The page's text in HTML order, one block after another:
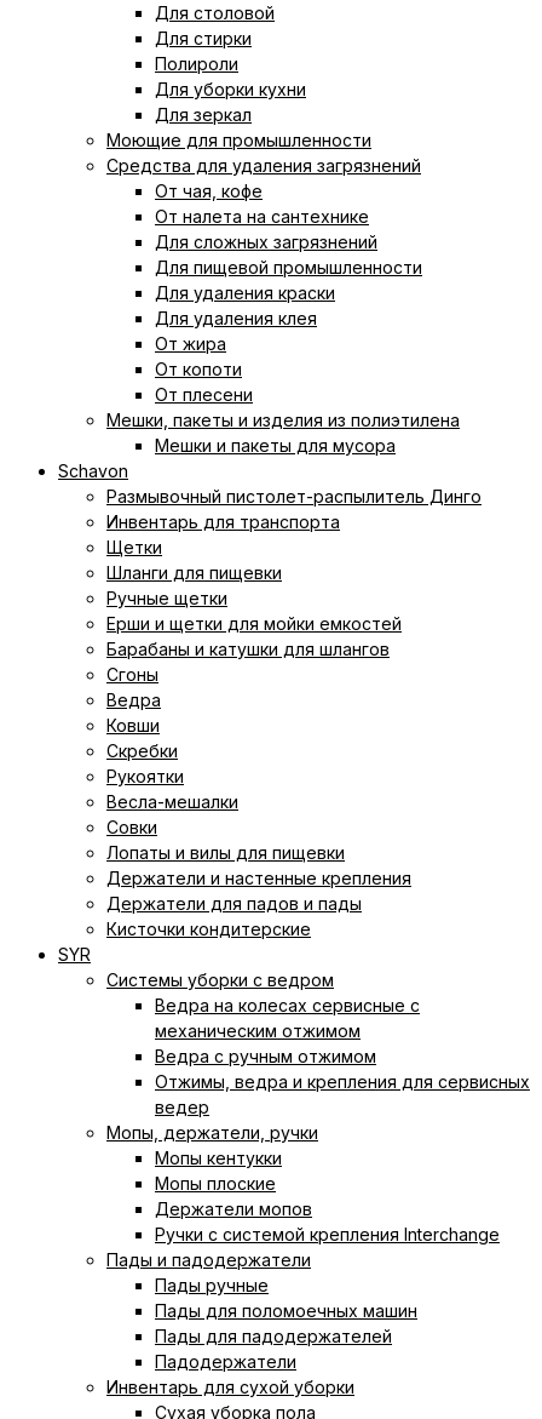
Для столовой
Для стирки
Полироли
Для уборки кухни
Для зеркал
Моющие для промышленности
Средства для удаления загрязнений
От чая, кофе
От налета на сантехнике
Для сложных загрязнений
Для пищевой промышленности
Для удаления краски
Для удаления клея
От жира
От копоти
От плесени
Мешки, пакеты и изделия из полиэтилена
Мешки и пакеты для мусора
Schavon
Размывочный пистолет-распылитель Динго
Инвентарь для транспорта
Щетки
Шланги для пищевки
Ручные щетки
Ерши и щетки для мойки емкостей
Барабаны и катушки для шлангов
Сгоны
Ведра
Ковши
Скребки
Рукоятки
Весла-мешалки
Совки
Лопаты и вилы для пищевки
Держатели и настенные крепления
Держатели для падов и пады
Кисточки кондитерские
SYR
Системы уборки с ведром
Ведра на колесах сервисные с
механическим отжимом
Ведра с ручным отжимом
Отжимы, ведра и крепления для сервисных
ведер
Мопы, держатели, ручки
Мопы кентукки
Мопы плоские
Держатели мопов
Ручки с системой крепления Interchange
Пады и падодержатели
Пады ручные
Пады для поломоечных машин
Пады для падодержателей
Падодержатели
Инвентарь для сухой уборки
Сухая уборка пола